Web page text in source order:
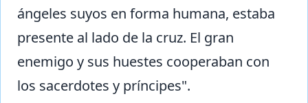
ángeles suyos en forma humana, estaba
presente al lado de la cruz. El gran
enemigo y sus huestes cooperaban con
los sacerdotes y príncipes".